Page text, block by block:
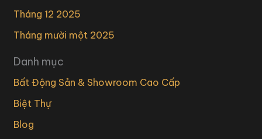
Tháng 12 2025
Tháng mười một 2025
Danh mục
Bất Động Sản & Showroom Cao Cấp
Biệt Thự
Blog